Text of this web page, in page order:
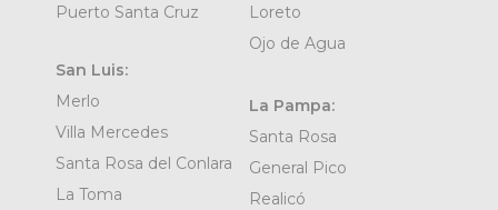
Puerto Santa Cruz
San Luis:
Merlo
Villa Mercedes
Santa Rosa del Conlara
La Toma
Loreto
Ojo de Agua
La Pampa:
Santa Rosa
General Pico
Realicó